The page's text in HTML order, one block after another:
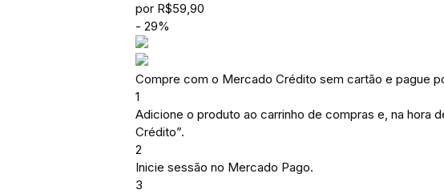
por R$59,90
-29%
Compre com o Mercado Crédito sem cartão e pague
1
Adicione o produto ao carrinho de compras e, na hora
Crédito”.
2
Inicie sessão no Mercado Pago.
3